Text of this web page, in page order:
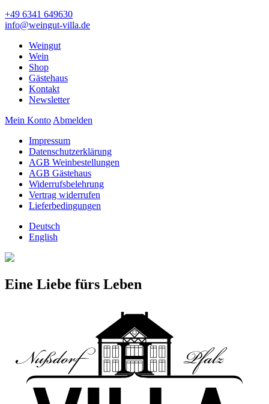
+49 6341 649630
info@weingut-villa.de
Weingut
Wein
Shop
Gästehaus
Kontakt
Newsletter
Mein Konto Abmelden
Impressum
Datenschutzerklärung
AGB Weinbestellungen
AGB Gästehaus
Widerrufsbelehrung
Vertrag widerrufen
Lieferbedingungen
Deutsch
English
Eine Liebe fürs Leben